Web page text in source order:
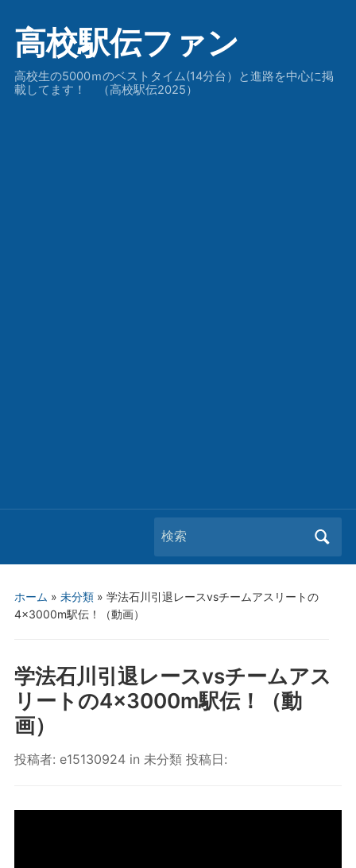
高校駅伝ファン
高校生の5000ｍのベストタイム(14分台）と進路を中心に掲
載してます！ （高校駅伝2025）
Search
for:
ホーム » 未分類» 学法石川引退レースvsチームアスリートの
4×3000m駅伝！（動画）
学法石川引退レースvsチームアス
リートの4×3000m駅伝！（動
画）
投稿者: e15130924 in 未分類投稿日: